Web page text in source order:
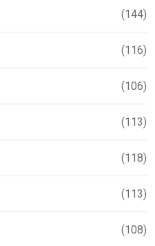
(144)
(116)
(106)
(113)
(118)
(113)
(108)